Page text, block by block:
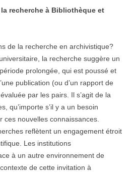
recherche à Bibliothèque et
de la recherche en archivistique?
la recherche suggère un
prolongée, qui est poussé et
publication (ou d’un rapport de
par les pairs. Il s’agit de la
qu’importe s’il y a un besoin
ces nouvelles connaissances.
reflètent un engagement étroit
Les institutions
à un autre environnement de
de cette invitation à